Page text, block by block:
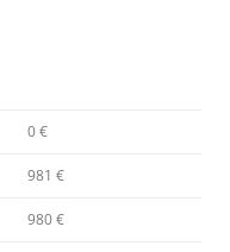
0 €
981 €
980 €